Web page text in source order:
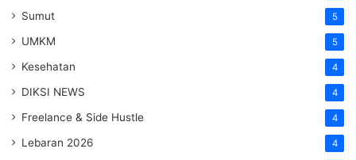
Sumut 5
UMKM 5
Kesehatan 4
DIKSI NEWS 4
Freelance & Side Hustle 4
Lebaran 2026 4